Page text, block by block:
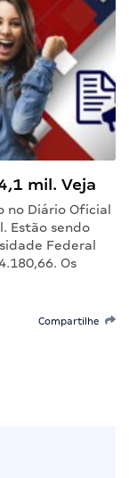
mil. Veja
no Diário Oficial
Estão sendo
Federal
Os
Compartilhe